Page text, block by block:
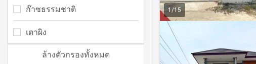
1 /15
ก๊าซธรรมชาติ
เตาผิง
ล้างตัวกรองทั้งหมด